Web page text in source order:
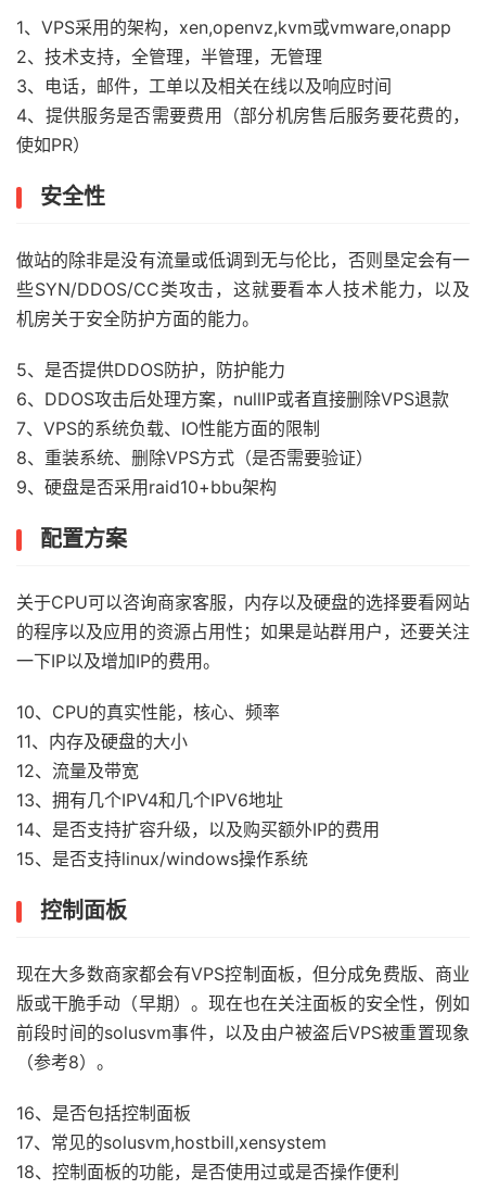
1、VPS采用的架构，xen,openvz,kvm或vmware,onapp
2、技术支持，全管理，半管理，无管理
3、电话，邮件，工单以及相关在线以及响应时间
4、提供服务是否需要费用（部分机房售后服务要花费的，
使如PR）
安全性
做站的除非是没有流量或低调到无与伦比，否则垦定会有一
些SYN/DDOS/CC类攻击，这就要看本人技术能力，以及
机房关于安全防护方面的能力。
5、是否提供DDOS防护，防护能力
6、DDOS攻击后处理方案，nullIP或者直接删除VPS退款
7、VPS的系统负载、IO性能方面的限制
8、重装系统、删除VPS方式（是否需要验证）
9、硬盘是否采用raid10+bbu架构
配置方案
关于CPU可以咨询商家客服，内存以及硬盘的选择要看网站
的程序以及应用的资源占用性；如果是站群用户，还要关注
一下IP以及增加IP的费用。
10、CPU的真实性能，核心、频率
11、内存及硬盘的大小
12、流量及带宽
13、拥有几个IPV4和几个IPV6地址
14、是否支持扩容升级，以及购买额外IP的费用
15、是否支持linux/windows操作系统
控制面板
现在大多数商家都会有VPS控制面板，但分成免费版、商业
版或干脆手动（早期）。现在也在关注面板的安全性，例如
前段时间的solusvm事件，以及由户被盗后VPS被重置现象
（参考8）。
16、是否包括控制面板
17、常见的solusvm,hostbill,xensystem
18、控制面板的功能，是否使用过或是否操作便利